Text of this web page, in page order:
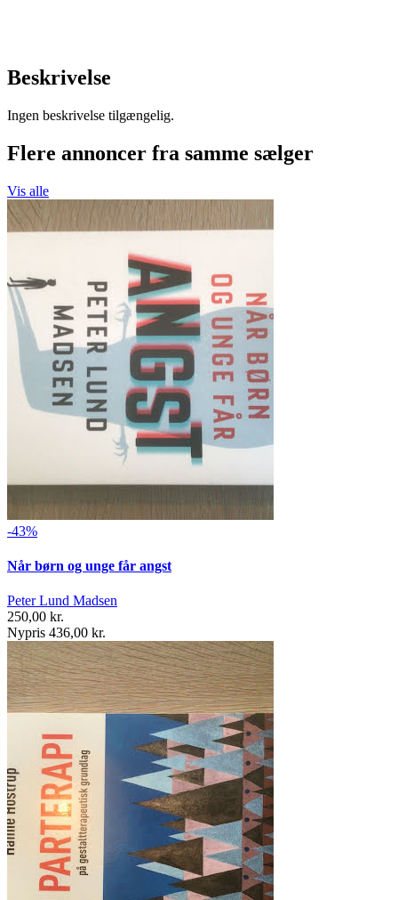
Beskrivelse
Ingen beskrivelse tilgængelig.
Flere annoncer fra samme sælger
Vis alle
-43%
Når børn og unge får angst
Peter Lund Madsen
250,00 kr.
Nypris 436,00 kr.